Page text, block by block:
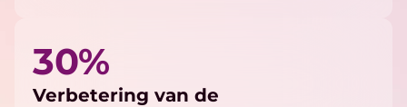
30%
Verbetering van de